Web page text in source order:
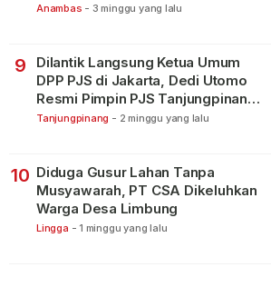
Anambas - 3 minggu yang lalu
9
Dilantik Langsung Ketua Umum
DPP PJS di Jakarta, Dedi Utomo
Resmi Pimpin PJS Tanjungpinang-
Bintan
Tanjungpinang - 2 minggu yang lalu
10 Diduga Gusur Lahan Tanpa
Musyawarah, PT CSA Dikeluhkan
Warga Desa Limbung
Lingga - 1 minggu yang lalu